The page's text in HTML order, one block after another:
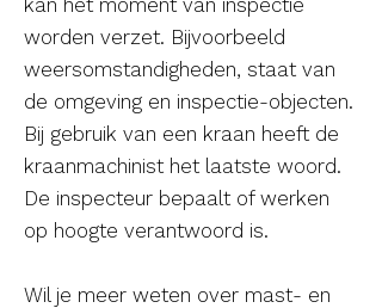
kan het moment van inspectie
worden verzet. Bijvoorbeeld
weersomstandigheden, staat van
de omgeving en inspectie-objecten.
Bij gebruik van een kraan heeft de
kraanmachinist het laatste woord.
De inspecteur bepaalt of werken
op hoogte verantwoord is.
Wil je meer weten over mast- en